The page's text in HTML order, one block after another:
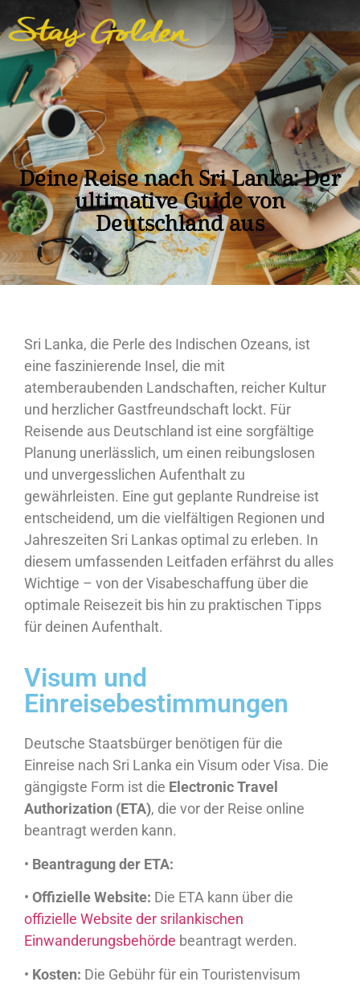
Deine Reise nach Sri Lanka: Der
ultimative Guide von
Deutschland aus
Sri Lanka, die Perle des Indischen Ozeans, ist
eine faszinierende Insel, die mit
atemberaubenden Landschaften, reicher Kultur
und herzlicher Gastfreundschaft lockt. Für
Reisende aus Deutschland ist eine sorgfältige
Planung unerlässlich, um einen reibungslosen
und unvergesslichen Aufenthalt zu
gewährleisten. Eine gut geplante Rundreise ist
entscheidend, um die vielfältigen Regionen und
Jahreszeiten Sri Lankas optimal zu erleben. In
diesem umfassenden Leitfaden erfährst du alles
Wichtige – von der Visabeschaffung über die
optimale Reisezeit bis hin zu praktischen Tipps
für deinen Aufenthalt.
Visum und
Einreisebestimmungen
Deutsche Staatsbürger benötigen für die
Einreise nach Sri Lanka ein Visum oder Visa. Die
gängigste Form ist die Electronic Travel
Authorization (ETA), die vor der Reise online
beantragt werden kann.
• Beantragung der ETA:
• Offizielle Website: Die ETA kann über die
offizielle Website der srilankischen
Einwanderungsbehörde beantragt werden.
• Kosten: Die Gebühr für ein Touristenvisum